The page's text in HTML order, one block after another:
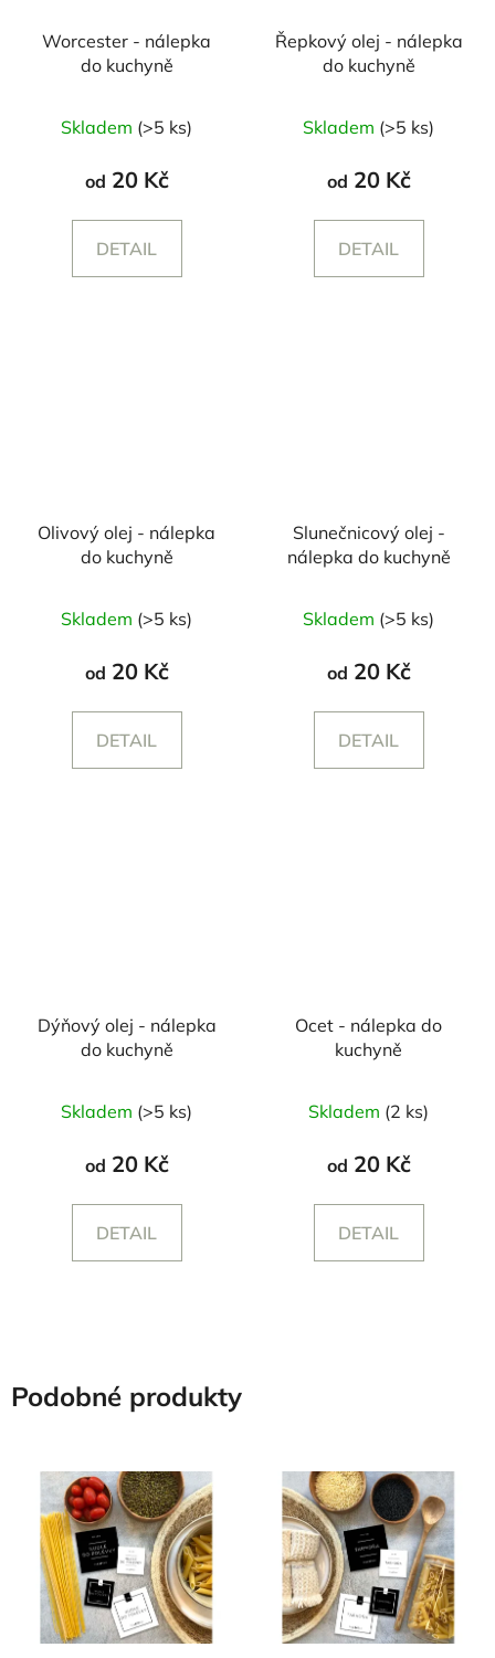
Worcester - nálepka
do kuchyně
Skladem (>5 ks)
od 20 Kč
DETAIL
Řepkový olej - nálepka
do kuchyně
Skladem (>5 ks)
od 20 Kč
DETAIL
Olivový olej - nálepka
do kuchyně
Skladem (>5 ks)
od 20 Kč
DETAIL
Slunečnicový olej -
nálepka do kuchyně
Skladem (>5 ks)
od 20 Kč
DETAIL
Dýňový olej - nálepka
do kuchyně
Skladem (>5 ks)
od 20 Kč
DETAIL
Ocet - nálepka do
kuchyně
Skladem (2 ks)
od 20 Kč
DETAIL
Podobné produkty